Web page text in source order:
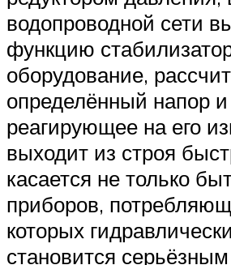
водопроводной сети
функцию
оборудование,
определённый напор и
реагирующее на его
выходит из строя
касается не только
приборов,
которых
становится серьёзным